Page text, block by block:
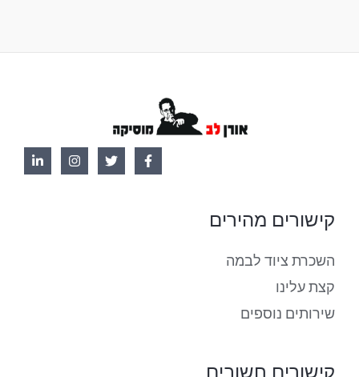
קישורים מהירים
השכרת ציוד לבמה
קצת עלינו
שירותים נוספים